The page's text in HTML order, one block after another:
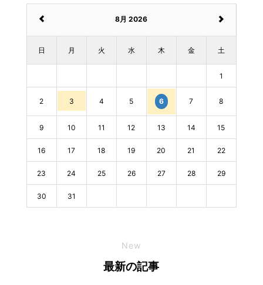
8月 2026
日 月 火 水 木 金 土
1
2 3 4 5 6 7 8
9 10 11 12 13 14 15
16 17 18 19 20 21 22
23 24 25 26 27 28 29
30 31
New
最新の記事